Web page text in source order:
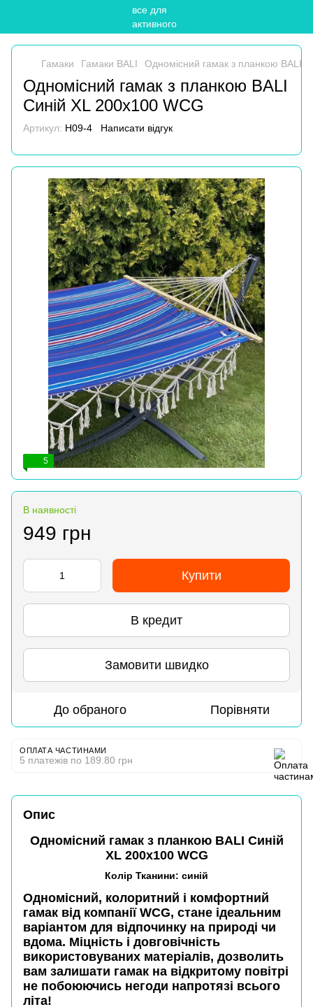
Гамаки Гамаки BALI Одномісний гамак з планкою BALI
Одномісний гамак з планкою BALI
Синій XL 200х100 WCG
Артикул: H09-4 Написати відгук
5
В наявності
949 грн
Купити
В кредит
Замовити швидко
До обраного Порівняти
ОПЛАТА ЧАСТИНАМИ
5 платежів по 189.80 грн
Опис
Одномісний гамак з планкою BALI Синій
XL 200х100 WCG
Колір Тканини: синій
Одномісний, колоритний і комфортний
гамак від компанії WCG, стане ідеальним
варіантом для відпочинку на природі чи
вдома. Міцність і довговічність
використовуваних матеріалів, дозволить
вам залишати гамак на відкритому повітрі
не побоюючись негоди напротязі всього
літа!